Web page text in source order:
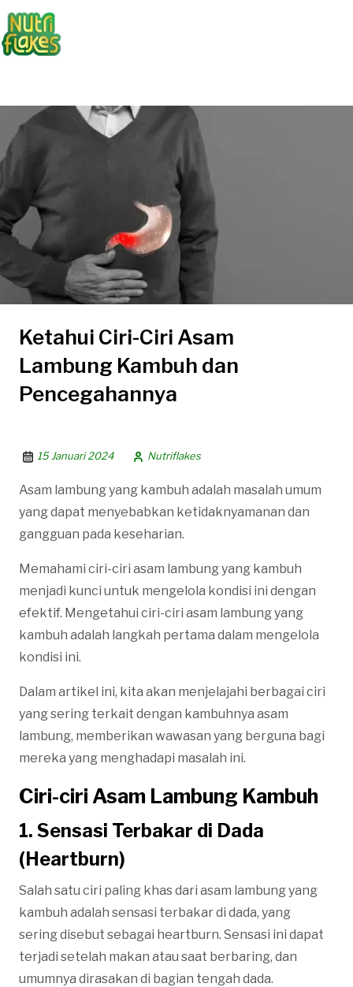
Ketahui Ciri-Ciri Asam
Lambung Kambuh dan
Pencegahannya
15 Januari 2024 Nutriflakes
Asam lambung yang kambuh adalah masalah umum
yang dapat menyebabkan ketidaknyamanan dan
gangguan pada keseharian.
Memahami ciri-ciri asam lambung yang kambuh
menjadi kunci untuk mengelola kondisi ini dengan
efektif. Mengetahui ciri-ciri asam lambung yang
kambuh adalah langkah pertama dalam mengelola
kondisi ini.
Dalam artikel ini, kita akan menjelajahi berbagai ciri
yang sering terkait dengan kambuhnya asam
lambung, memberikan wawasan yang berguna bagi
mereka yang menghadapi masalah ini.
Ciri-ciri Asam Lambung Kambuh
1. Sensasi Terbakar di Dada
(Heartburn)
Salah satu ciri paling khas dari asam lambung yang
kambuh adalah sensasi terbakar di dada, yang
sering disebut sebagai heartburn. Sensasi ini dapat
terjadi setelah makan atau saat berbaring, dan
umumnya dirasakan di bagian tengah dada.